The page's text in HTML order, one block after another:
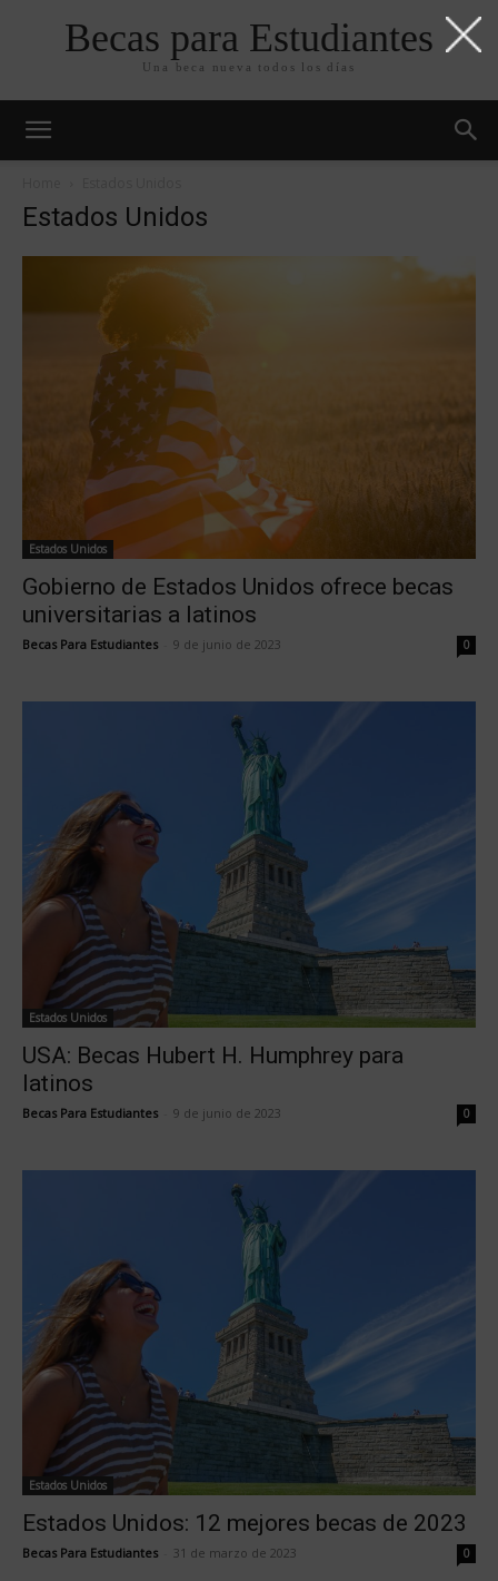
Becas para Estudiantes
Una beca nueva todos los días
Estados Unidos
Estados Unidos
Gobierno de Estados Unidos ofrece becas
universitarias a latinos
Becas Para Estudiantes 9 de junio de 2023 0
Estados Unidos
USA: Becas Hubert H. Humphrey para
latinos
Becas Para Estudiantes 9 de junio de 2023 0
Estados Unidos
Estados Unidos: 12 mejores becas de 2023
Becas Para Estudiantes 31 de marzo de 2023 0